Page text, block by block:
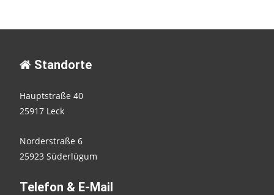
Standorte
Hauptstraße 40
25917 Leck
Norderstraße 6
25923 Süderlügum
Telefon & E-Mail